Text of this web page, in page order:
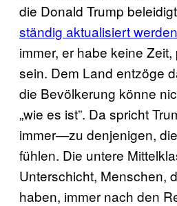
die Donald Trump
ständig aktualisiert werden
immer, er habe keine
sein. Dem Land entzöge
die Bevölkerung könne
„wie es ist”. Da spricht
immer—zu denjenigen,
fühlen. Die untere
Unterschicht, Menschen,
haben, immer nach den